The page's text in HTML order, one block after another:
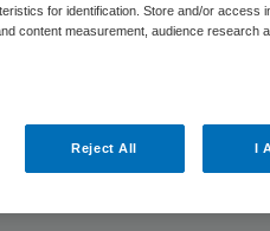
van de acute
een fijnmaziger
samenwerking in de
voorzieningen. Bij
over de huidige
for identification. Store and/or access
content measurement, audience research
Reject All I